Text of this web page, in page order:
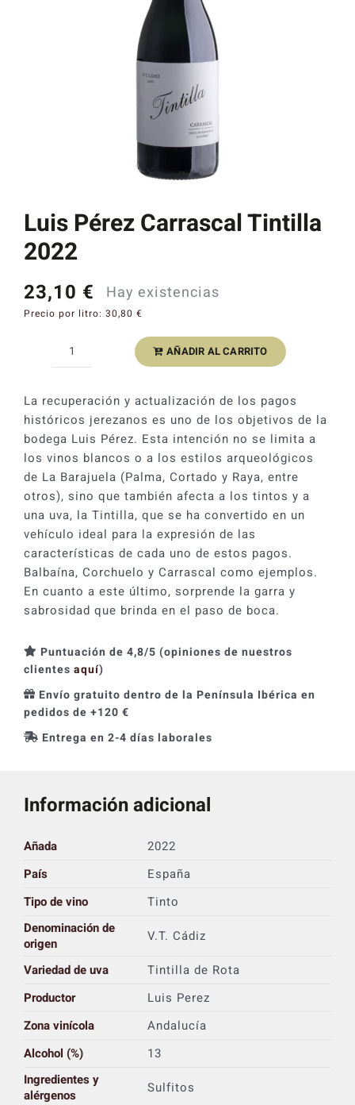
Catas y Actividades
Luis Pérez Carrascal Tintilla
2022
23,10 € Hay existencias
Precio por litro: 30,80 €
Luis
Carrascal
Tintilla
2022
cantidad
AÑADIR AL CARRITO
La recuperación y actualización de los pagos
históricos jerezanos es uno de los objetivos de la
bodega Luis Pérez. Esta intención no se limita a
los vinos blancos o a los estilos arqueológicos
de La Barajuela (Palma, Cortado y Raya, entre
otros), sino que también afecta a los tintos y a
una uva, la Tintilla, que se ha convertido en un
vehículo ideal para la expresión de las
características de cada uno de estos pagos.
Balbaína, Corchuelo y Carrascal como ejemplos.
En cuanto a este último, sorprende la garra y
sabrosidad que brinda en el paso de boca.
Puntuación de 4,8/5 (opiniones de nuestros
clientes aquí)
Envío gratuito dentro de la Península Ibérica en
pedidos de +120 €
Entrega en 2-4 días laborales
Información adicional
Añada
2022
País
España
Tipo de vino
Tinto
Denominación de
origen
V.T. Cádiz
Variedad de uva
Tintilla de Rota
Productor
Luis Perez
Zona vinícola
Andalucía
Alcohol (%)
13
Ingredientes y
alérgenos
Sulfitos